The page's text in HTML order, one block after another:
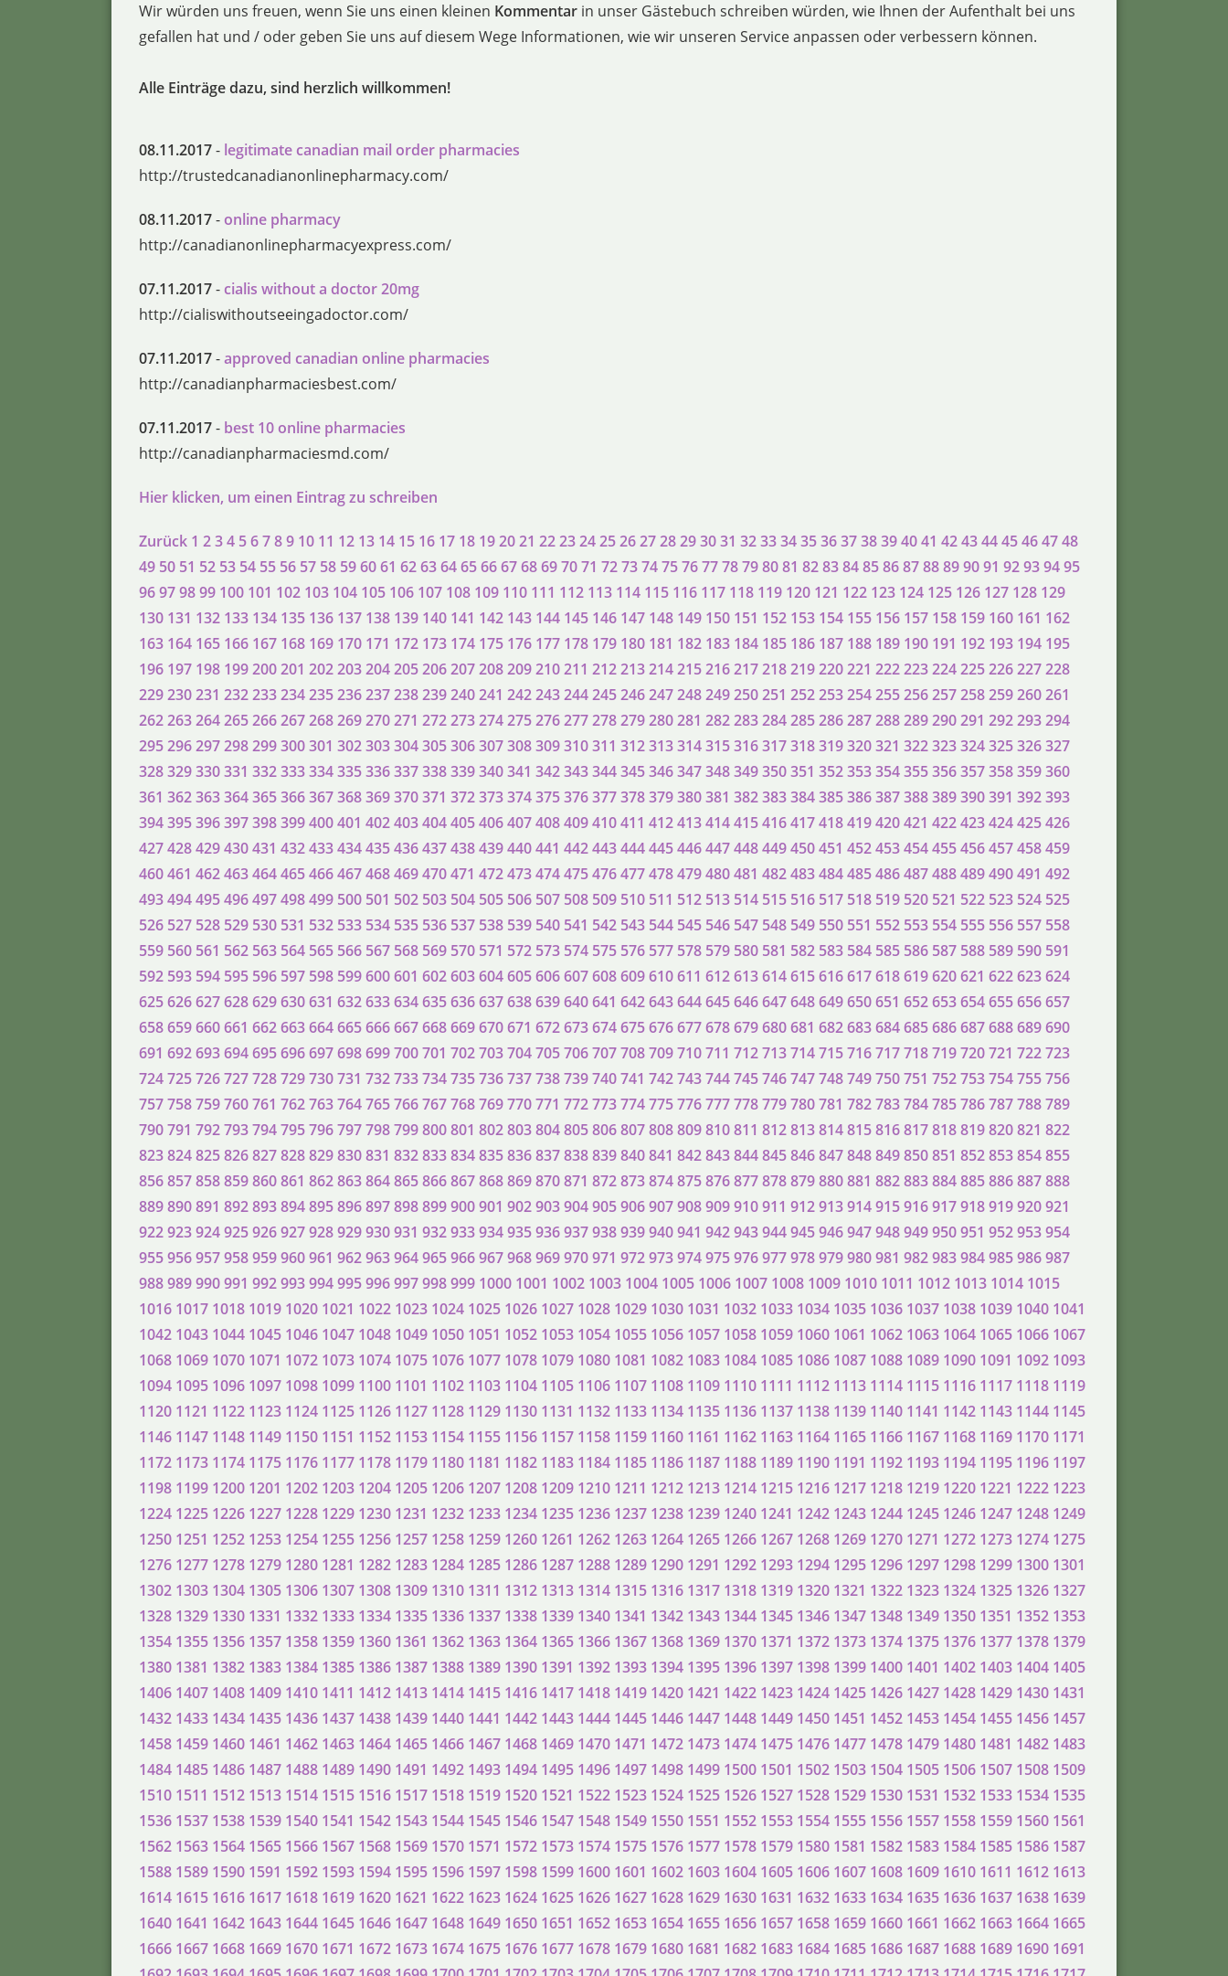
Wir würden uns freuen, wenn Sie uns einen kleinen Kommentar in unser Gästebuch schreiben würden, wie Ihnen der Aufenthalt bei uns
gefallen hat und / oder geben Sie uns auf diesem Wege Informationen, wie wir unseren Service anpassen oder verbessern können.
Alle Einträge dazu, sind herzlich willkommen!
08.11.2017- legitimate canadian mail order pharmacies
http://trustedcanadianonlinepharmacy.com/
08.11.2017-online pharmacy
http://canadianonlinepharmacyexpress.com/
07.11.2017-cialis without a doctor 20mg
http://cialiswithoutseeingadoctor.com/
07.11.2017-approved canadian online pharmacies
http://canadianpharmaciesbest.com/
07.11.2017- best 10 online pharmacies
http://canadianpharmaciesmd.com/
Hier klicken, um einen Eintrag zu schreiben
Zurück 1 234 56789 10 11 12 13 14 15 16 17 18 192021 22232425262728293031 32333435363738394041 42434445464748
49 50 51 52 53 54 55 56 57 58 596061 62636465666768697071 72737475767778798081 82838485868788899091 92939495
96979899 100 101 102 103 104 105 106 107 108 109 110 111 112 113 114 115 116 117 118 119 120 121 122 123 124 125 126 127 128 129
130 131 132 133 134 135 136 137 138 139 140 141 142 143 144 145 146 147 148 149 150 151 152 153 154 155 156 157 158 159 160 161 162
163 164 165 166 167 168 169 170 171 172 173 174 175 176 177 178 179 180 181 182 183 184 185 186 187 188 189 190 191 192 193 194 195
196 197 198 199200201 202203204205206207208209210211 212213214215216217218219220221 222223224225226227228
229230231 232233234235236237238239240241 242243244245246247248249250251 252253254255256257258259260261
262263264265266267268269270271 272273274275276277278279280281 282283284285286287288289290291 292293294
295296297298299300301 302303304305306307308309310311 312313314315316317318319320321 322323324325326327
328329330331 332333334335336337338339340341 342343344345346347348349350351 352353354355356357358359360
361 362363364365366367368369370371 372373374375376377378379380381 382383384385386387388389390391 392393
394395396397398399400401 402403404405406407408409410411 412413414415416417418419420421 422423424425426
427428429430431 432433434435436437438439440441 442443444445446447448449450451 452453454455456457458459
460461 462463464465466467468469470471 472473474475476477478479480481 482483484485486487488489490491 492
493494495496497498499 500 501 502 503 504 505 506 507 508 509 510 511 512 513 514 515 516 517 518 519 520 521 522 523 524 525
526 527 528 529 530 531 532 533 534 535 536 537 538 539 540 541 542 543 544 545 546 547 548 549 550 551 552 553 554 555 556 557 558
559 560 561 562 563 564 565 566 567 568 569 570 571 572 573 574 575 576 577 578 579 580 581 582 583 584 585 586 587 588 589 590 591
592 593 594 595 596 597 598 599600601 602603604605606607608609610611 612613614615616617618619620621 622623624
625626627628629630631 632633634635636637638639640641 642643644645646647648649650651 652653654655656657
658659660661 662663664665666667668669670671 672673674675676677678679680681 682683684685686687688689690
691 692693694695696697698699700701 702703704705706707708709710711 712713714715716717718719720721 722723
724725726727728729730731 732733734735736737738739740741 742743744745746747748749750751 752753754755756
757758759760761 762763764765766767768769770771 772773774775776777778779780781 782783784785786787788789
790791 792793794795796797798799800801 802803804805806807808809810811 812813814815816817818819820821 822
823824825826827828829830831 832833834835836837838839840841 842843844845846847848849850851 852853854855
856857858859860861 862863864865866867868869870871 872873874875876877878879880881 882883884885886887888
889890891 892893894895896897898899900901 902903904905906907908909910911 912913914915916917918919920921
922923924925926927928929930931 932933934935936937938939940941 942943944945946947948949950951 952953954
955956957958959960961 962963964965966967968969970971 972973974975976977978979980981 982983984985986987
988989990991 992993994995996997998999 1000 1001 1002 1003 1004 1005 1006 1007 1008 1009 1010 1011 1012 1013 1014 1015
1016 1017 1018 1019 1020 1021 1022 1023 1024 1025 1026 1027 1028 1029 1030 1031 1032 1033 1034 1035 1036 1037 1038 1039 1040 1041
1042 1043 1044 1045 1046 1047 1048 1049 1050 1051 1052 1053 1054 1055 1056 1057 1058 1059 1060 1061 1062 1063 1064 1065 1066 1067
1068 1069 1070 1071 1072 1073 1074 1075 1076 1077 1078 1079 1080 1081 1082 1083 1084 1085 1086 1087 1088 1089 1090 1091 1092 1093
1094 1095 1096 1097 1098 1099 1100 1101 1102 1103 1104 1105 1106 1107 1108 1109 1110 1111 1112 1113 1114 1115 1116 1117 1118 1119
1120 1121 1122 1123 1124 1125 1126 1127 1128 1129 1130 1131 1132 1133 1134 1135 1136 1137 1138 1139 1140 1141 1142 1143 1144 1145
1146 1147 1148 1149 1150 1151 1152 1153 1154 1155 1156 1157 1158 1159 1160 1161 1162 1163 1164 1165 1166 1167 1168 1169 1170 1171
1172 1173 1174 1175 1176 1177 1178 1179 1180 1181 1182 1183 1184 1185 1186 1187 1188 1189 1190 1191 1192 1193 1194 1195 1196 1197
1198 1199 1200 1201 1202 1203 1204 1205 1206 1207 1208 1209 1210 1211 1212 1213 1214 1215 1216 1217 1218 1219 1220 1221 1222 1223
1224 1225 1226 1227 1228 1229 1230 1231 1232 1233 1234 1235 1236 1237 1238 1239 1240 1241 1242 1243 1244 1245 1246 1247 1248 1249
1250 1251 1252 1253 1254 1255 1256 1257 1258 1259 1260 1261 1262 1263 1264 1265 1266 1267 1268 1269 1270 1271 1272 1273 1274 1275
1276 1277 1278 1279 1280 1281 1282 1283 1284 1285 1286 1287 1288 1289 1290 1291 1292 1293 1294 1295 1296 1297 1298 1299 1300 1301
1302 1303 1304 1305 1306 1307 1308 1309 1310 1311 1312 1313 1314 1315 1316 1317 1318 1319 1320 1321 1322 1323 1324 1325 1326 1327
1328 1329 1330 1331 1332 1333 1334 1335 1336 1337 1338 1339 1340 1341 1342 1343 1344 1345 1346 1347 1348 1349 1350 1351 1352 1353
1354 1355 1356 1357 1358 1359 1360 1361 1362 1363 1364 1365 1366 1367 1368 1369 1370 1371 1372 1373 1374 1375 1376 1377 1378 1379
1380 1381 1382 1383 1384 1385 1386 1387 1388 1389 1390 1391 1392 1393 1394 1395 1396 1397 1398 1399 1400 1401 1402 1403 1404 1405
1406 1407 1408 1409 1410 1411 1412 1413 1414 1415 1416 1417 1418 1419 1420 1421 1422 1423 1424 1425 1426 1427 1428 1429 1430 1431
1432 1433 1434 1435 1436 1437 1438 1439 1440 1441 1442 1443 1444 1445 1446 1447 1448 1449 1450 1451 1452 1453 1454 1455 1456 1457
1458 1459 1460 1461 1462 1463 1464 1465 1466 1467 1468 1469 1470 1471 1472 1473 1474 1475 1476 1477 1478 1479 1480 1481 1482 1483
1484 1485 1486 1487 1488 1489 1490 1491 1492 1493 1494 1495 1496 1497 1498 1499 1500 1501 1502 1503 1504 1505 1506 1507 1508 1509
1510 1511 1512 1513 1514 1515 1516 1517 1518 1519 1520 1521 1522 1523 1524 1525 1526 1527 1528 1529 1530 1531 1532 1533 1534 1535
1536 1537 1538 1539 1540 1541 1542 1543 1544 1545 1546 1547 1548 1549 1550 1551 1552 1553 1554 1555 1556 1557 1558 1559 1560 1561
1562 1563 1564 1565 1566 1567 1568 1569 1570 1571 1572 1573 1574 1575 1576 1577 1578 1579 1580 1581 1582 1583 1584 1585 1586 1587
1588 1589 1590 1591 1592 1593 1594 1595 1596 1597 1598 1599 1600 1601 1602 1603 1604 1605 1606 1607 1608 1609 1610 1611 1612 1613
1614 1615 1616 1617 1618 1619 1620 1621 1622 1623 1624 1625 1626 1627 1628 1629 1630 1631 1632 1633 1634 1635 1636 1637 1638 1639
1640 1641 1642 1643 1644 1645 1646 1647 1648 1649 1650 1651 1652 1653 1654 1655 1656 1657 1658 1659 1660 1661 1662 1663 1664 1665
1666 1667 1668 1669 1670 1671 1672 1673 1674 1675 1676 1677 1678 1679 1680 1681 1682 1683 1684 1685 1686 1687 1688 1689 1690 1691